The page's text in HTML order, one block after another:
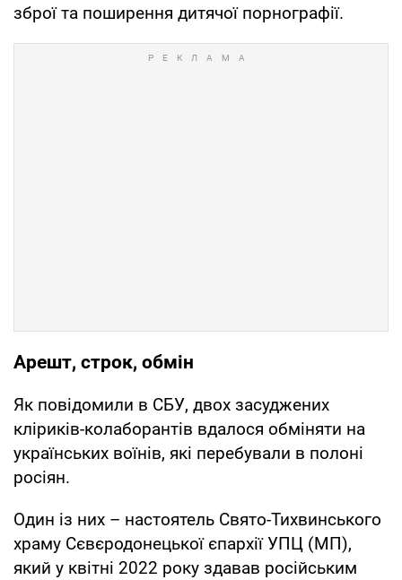
зброї та поширення дитячої порнографії.
Арешт, строк, обмін
Як повідомили в СБУ, двох засуджених
кліриків-колаборантів вдалося обміняти на
українських воїнів, які перебували в полоні
росіян.
Один із них – настоятель Свято-Тихвинського
храму Сєвєродонецької єпархії УПЦ (МП),
який у квітні 2022 року здавав російським